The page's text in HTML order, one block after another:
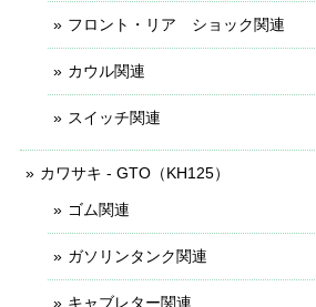
フロント・リア ショック関連
カウル関連
スイッチ関連
カワサキ - GTO（KH125）
ゴム関連
ガソリンタンク関連
キャブレター関連